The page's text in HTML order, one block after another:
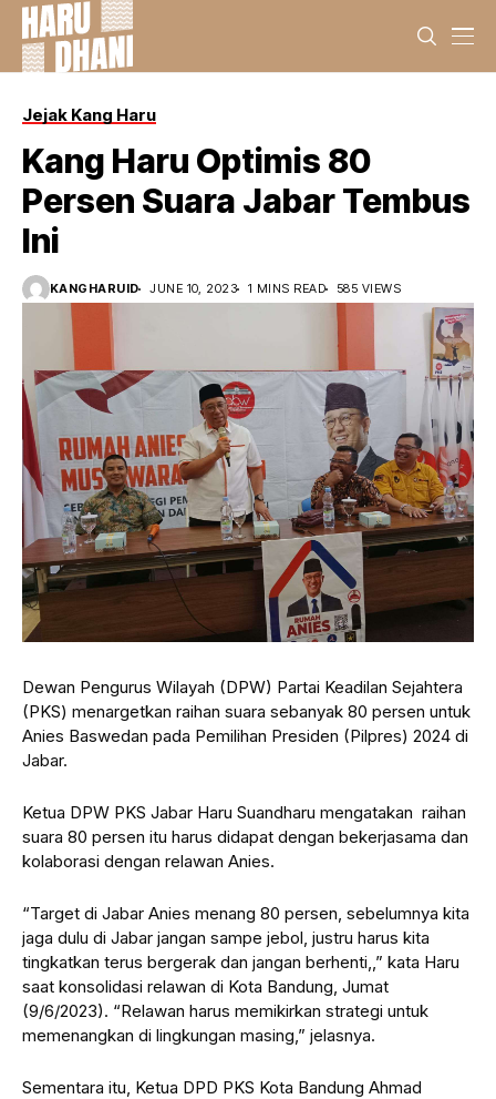
Jejak Kang Haru
Kang Haru Optimis 80
Persen Suara Jabar Tembus
Ini
KANGHARUID JUNE 10, 2023 1 MINS READ 585 VIEWS
Dewan Pengurus Wilayah (DPW) Partai Keadilan Sejahtera
(PKS) menargetkan raihan suara sebanyak 80 persen untuk
Anies Baswedan pada Pemilihan Presiden (Pilpres) 2024 di
Jabar.
Ketua DPW PKS Jabar Haru Suandharu mengatakan raihan
suara 80 persen itu harus didapat dengan bekerjasama dan
kolaborasi dengan relawan Anies.
“Target di Jabar Anies menang 80 persen, sebelumnya kita
jaga dulu di Jabar jangan sampe jebol, justru harus kita
tingkatkan terus bergerak dan jangan berhenti,,” kata Haru
saat konsolidasi relawan di Kota Bandung, Jumat
(9/6/2023). “Relawan harus memikirkan strategi untuk
memenangkan di lingkungan masing,” jelasnya.
Sementara itu, Ketua DPD PKS Kota Bandung Ahmad